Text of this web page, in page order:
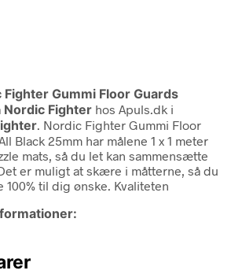
Fighter Gummi Floor Guards
Nordic Fighter hos Apuls.dk i
. Nordic Fighter Gummi Floor
Black 25mm har målene 1 x 1 meter
mats, så du let kan sammensætte
er muligt at skære i måtterne, så du
100% til dig ønske. Kvaliteten